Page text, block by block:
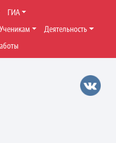
ГИА
Ученикам
Деятельность